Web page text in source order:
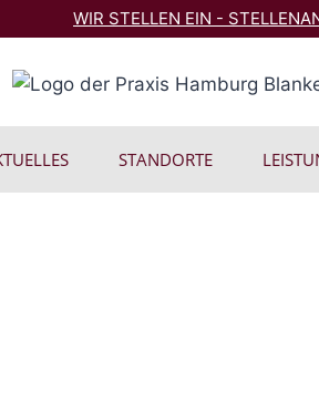
WIR STELLEN EIN -
STANDORTE